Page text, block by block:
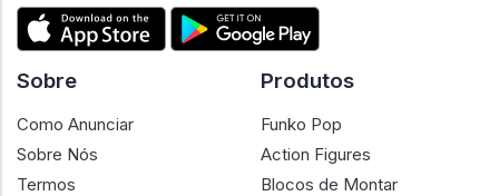
Sobre
Como Anunciar
Sobre Nós
Termos
Produtos
Funko Pop
Action Figures
Blocos de Montar